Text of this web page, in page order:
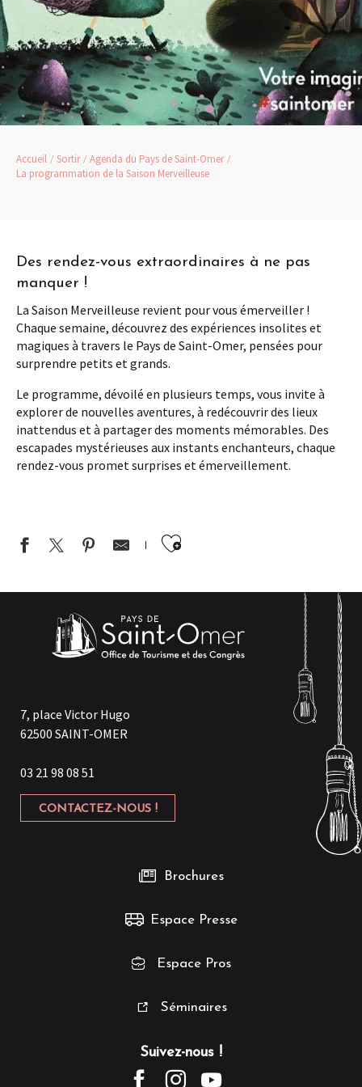
Accueil Sortir
Agenda du Pays de Saint-Omer
La programmation de la Saison Merveilleuse
Des rendez-vous extraordinaires à ne pas
manquer !
La Saison Merveilleuse revient pour vous émerveiller !
Chaque semaine, découvrez des expériences insolites et
magiques à travers le Pays de Saint-Omer, pensées pour
surprendre petits et grands.
Le programme, dévoilé en plusieurs temps, vous invite à
explorer de nouvelles aventures, à redécouvrir des lieux
inattendus et à partager des moments mémorables. Des
escapades mystérieuses aux instants enchanteurs, chaque
rendez-vous promet surprises et émerveillement.
Ajouter aux
7, place Victor Hugo
62500 SAINT-OMER
03 21 98 08 51
CONTACTEZ-NOUS !
Suivez-nous !
Brochures
Espace Presse
Espace Pros
Séminaires